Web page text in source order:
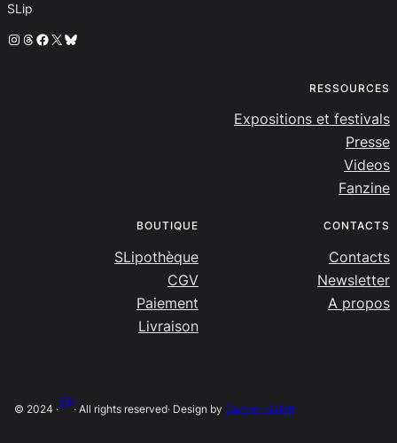
SLip
Instagram
Threads
Facebook
X Bluesky
RESSOURCES
Expositions et festivals
Presse
Videos
Fanzine
BOUTIQUE
SLipothèque
CGV
Paiement
Livraison
CONTACTS
Contacts
Newsletter
A propos
© 2024 ·
SLip
· All rights reserved· Design by Damien Salort